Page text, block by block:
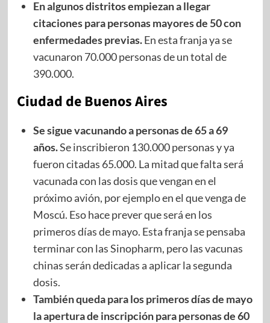
En algunos distritos empiezan a llegar
citaciones para personas mayores de 50 con
enfermedades previas.En esta franja ya se
vacunaron 70.000 personas de un total de
390.000.
Ciudad de Buenos Aires
Se sigue vacunando a personas de 65 a 69
años.Se inscribieron 130.000 personas y ya
fueron citadas 65.000. La mitad que falta será
vacunada con las dosis que vengan en el
próximo avión, por ejemplo en el que venga de
Moscú. Eso hace prever que será en los
primeros días de mayo. Esta franja se pensaba
terminar con las Sinopharm, pero las vacunas
chinas serán dedicadas a aplicar la segunda
dosis.
También queda para los primeros días de mayo
la apertura de inscripción para personas de 60